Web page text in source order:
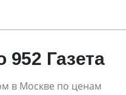
952 Газета
в Москве по ценам